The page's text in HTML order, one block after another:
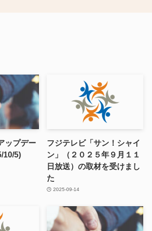
ップデー
10/5)
フジテレビ「サン！シャイ
ン」（２０２５年９月１１
日放送）の取材を受けまし
た
2025-09-14